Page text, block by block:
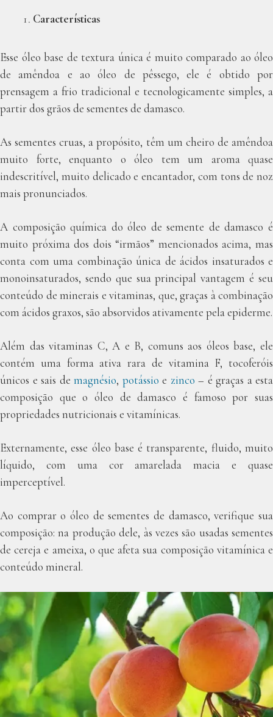
Características
Esse óleo base de textura única é muito comparado ao óleo
de amêndoa e ao óleo de pêssego, ele é obtido por
prensagem a frio tradicional e tecnologicamente simples, a
partir dos grãos de sementes de damasco.
As sementes cruas, a propósito, têm um cheiro de amêndoa
muito forte, enquanto o óleo tem um aroma quase
indescritível, muito delicado e encantador, com tons de noz
mais pronunciados.
A composição química do óleo de semente de damasco é
muito próxima dos dois “irmãos” mencionados acima, mas
conta com uma combinação única de ácidos insaturados e
monoinsaturados, sendo que sua principal vantagem é seu
conteúdo de minerais e vitaminas, que, graças à combinação
com ácidos graxos, são absorvidos ativamente pela epiderme.
Além das vitaminas C, A e B, comuns aos óleos base, ele
contém uma forma ativa rara de vitamina F, tocoferóis
únicos e sais de magnésio, potássio e zinco – é graças a esta
composição que o óleo de damasco é famoso por suas
propriedades nutricionais e vitamínicas.
Externamente, esse óleo base é transparente, fluido, muito
líquido, com uma cor amarelada macia e quase
imperceptível.
Ao comprar o óleo de sementes de damasco, verifique sua
composição: na produção dele, às vezes são usadas sementes
de cereja e ameixa, o que afeta sua composição vitamínica e
conteúdo mineral.